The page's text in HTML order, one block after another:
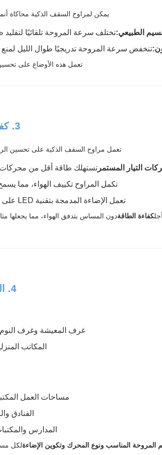
يمكن لمراوح السقف الذكية محاكاة
الطبيعي:تختلف سرعة المروحة تلقائيًا
تنخفض سرعة المروحة تدريجيًا طوال الليل
تعمل هذه الأوضاع على
3. كفاءة الطاقة وتوفير التكاليف
تعمل مراوح السقف الذكية على تحسين
التيار المستمر تستهلك طاقة أقل من محركات
تكمل المراوح تكييف الهواء، مما
تعمل الإضاءة المدمجة بتقنية LED على تقليل استهلاك الكهرباء
كفاءة الطاقةدون المساس بتدفق الهواء، مما يجعلها
4. التطبيقات التجارية والسكنية
غرف المعيشة وغرف النوم
المكاتب
مساحات العمل
الفنادق
المدارس
المروحة المناسب ونوع المحرك وتكوين الإضاءةلكل